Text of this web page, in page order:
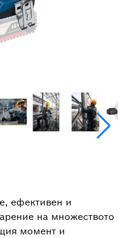
ефективен и
на множеството
момент и